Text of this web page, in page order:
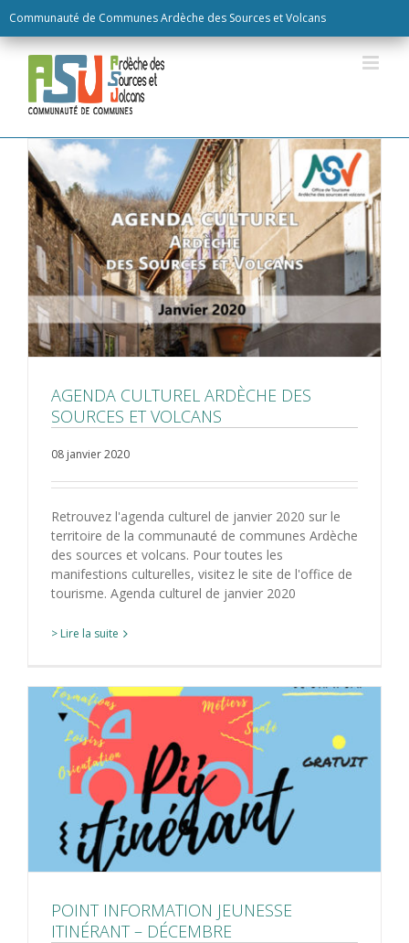
Communauté de Communes Ardèche des Sources et Volcans
to
content
AGENDA CULTUREL ARDÈCHE DES
SOURCES ET VOLCANS
08 janvier 2020
Retrouvez l'agenda culturel de janvier 2020 sur le
territoire de la communauté de communes Ardèche
des sources et volcans. Pour toutes les
manifestions culturelles, visitez le site de l'office de
tourisme. Agenda culturel de janvier 2020
> Lire la suite
POINT INFORMATION JEUNESSE
ITINÉRANT – DÉCEMBRE